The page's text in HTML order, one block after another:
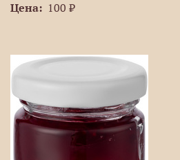
Цена: 100 ₽